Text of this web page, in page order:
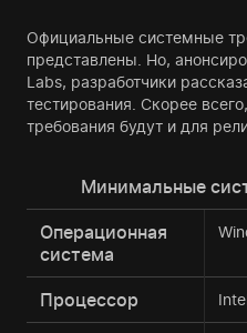
Официальные системные
представлены. Но,
Labs, разработчики
тестирования. Скорее
требования будут и для
Минимальные
Операционная
система
Процессор